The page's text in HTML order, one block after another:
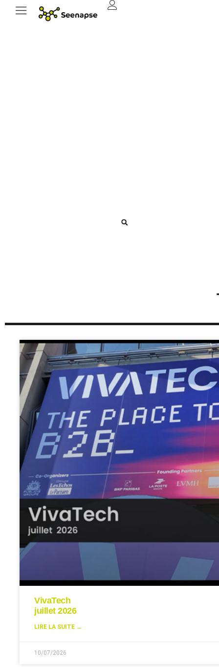
VivaTech
juillet 2026
LIRE LA SUITE →
10/07/2026